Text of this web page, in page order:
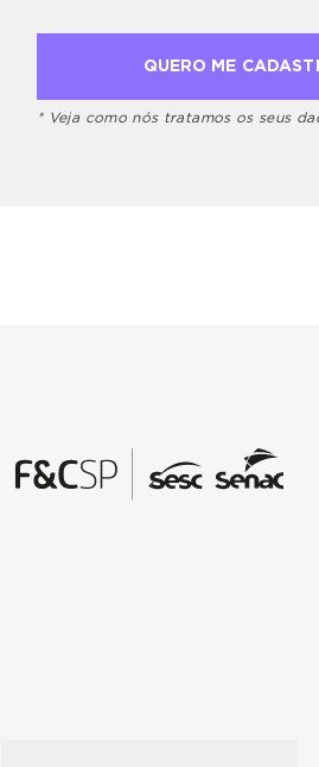
* Veja como nós tratamos os seus